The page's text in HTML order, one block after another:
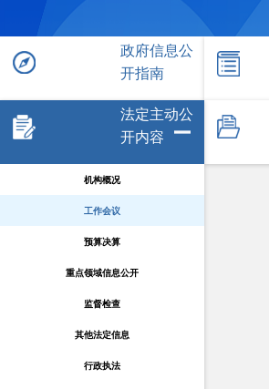
政府信息公
开指南
法定主动公
开内容
机构概况
工作会议
预算决算
重点领域信息公开
监督检查
其他法定信息
行政执法